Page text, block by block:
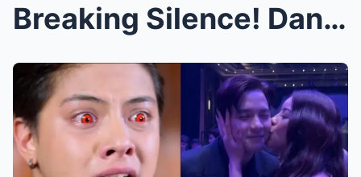
Breaking Silence! Daniel Padilla, May Matinding Re...